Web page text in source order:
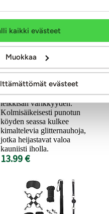
kaikki evästeet
Muokkaa
evästeet
Ouch
Värikäs
bondageköysi, 10 m
Tämä upea, 10 metriä pitkä
bondageköysi yhdistää
aistillisuuden, hallinnan ja
leikkisän värikkyyden.
Kolmisäikeisesti punotun
köyden seassa kulkee
kimaltelevia glitternauhoja,
jotka heijastavat valoa
kauniisti iholla.
13.99 €